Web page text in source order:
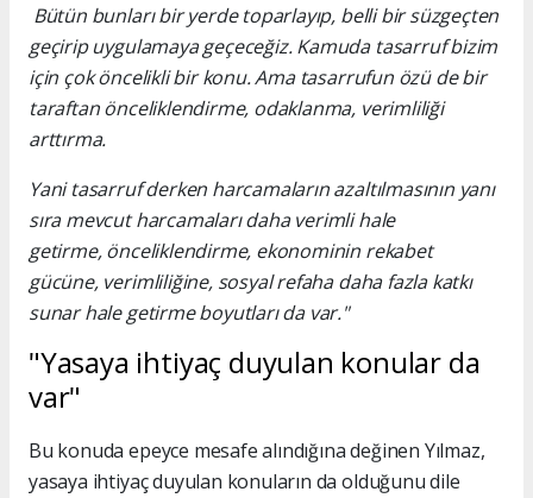
Bütün bunları bir yerde toparlayıp, belli bir süzgeçten
geçirip uygulamaya geçeceğiz. Kamuda tasarruf bizim
için çok öncelikli bir konu. Ama tasarrufun özü de bir
taraftan önceliklendirme, odaklanma, verimliliği
arttırma.
Yani tasarruf derken harcamaların azaltılmasının yanı
sıra mevcut harcamaları daha verimli hale
getirme, önceliklendirme, ekonominin rekabet
gücüne, verimliliğine, sosyal refaha daha fazla katkı
sunar hale getirme boyutları da var."
"Yasaya ihtiyaç duyulan konular da
var"
Bu konuda epeyce mesafe alındığına değinen Yılmaz,
yasaya ihtiyaç duyulan konuların da olduğunu dile